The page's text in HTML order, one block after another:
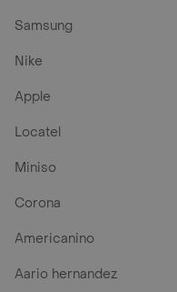
Samsung
Nike
Apple
Locatel
Miniso
Corona
Americanino
Aario hernandez